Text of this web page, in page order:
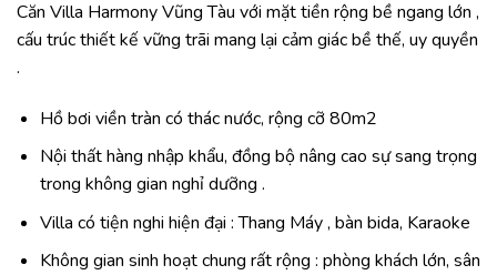
Căn Villa Harmony Vũng Tàu với mặt tiền rộng bề ngang lớn ,
cấu trúc thiết kế vững trãi mang lại cảm giác bề thế, uy quyền
.
Hồ bơi viền tràn có thác nước, rộng cỡ 80m2
Nội thất hàng nhập khẩu, đồng bộ nâng cao sự sang trọng
trong không gian nghỉ dưỡng .
Villa có tiện nghi hiện đại : Thang Máy , bàn bida, Karaoke
Không gian sinh hoạt chung rất rộng : phòng khách lớn, sân